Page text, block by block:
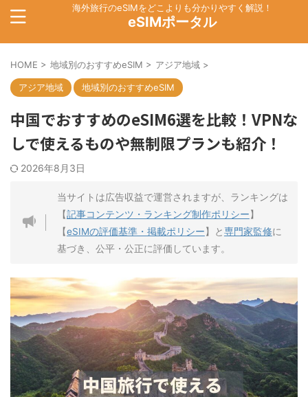
海外旅行のeSIMをどこよりも分かりやすく解説！
eSIMポータル
HOME > 地域別のおすすめeSIM > アジア地域 >
アジア地域 地域別のおすすめeSIM
中国でおすすめのeSIM6選を比較！VPNな
しで使えるものや無制限プランも紹介！
2026年8月3日
当サイトは広告収益で運営されますが、ランキングは
【記事コンテンツ・ランキング制作ポリシー】
【eSIMの評価基準・掲載ポリシー】と専門家監修に
基づき、公平・公正に評価しています。